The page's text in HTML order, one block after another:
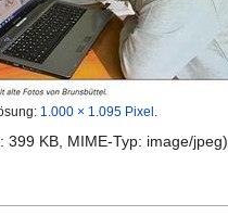
1.000 × 1.095 Pixel
399 KB, MIME-Typ: image/jpeg)